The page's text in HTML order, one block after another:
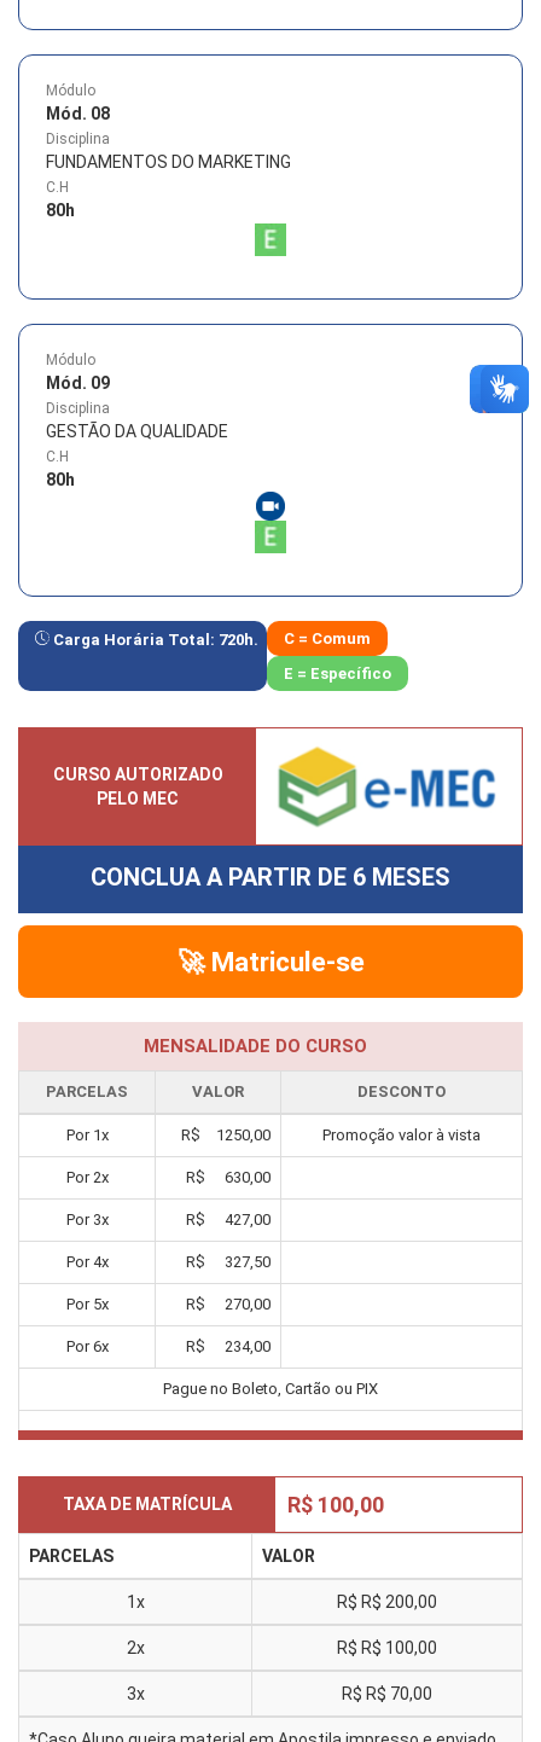
Módulo
Mód. 08
Disciplina
FUNDAMENTOS DO MARKETING
C.H
80h
Módulo
Mód. 09
Disciplina
GESTÃO DA QUALIDADE
C.H
80h
Carga Horária Total: 720h.
C = Comum
E = Específico
CURSO AUTORIZADO
PELO MEC
CONCLUA A PARTIR DE 6 MESES
🚀 Matricule-se
MENSALIDADE DO CURSO
PARCELAS VALOR DESCONTO
Por 1x R$ 1250,00 Promoção valor à vista
Por2x R$ 630,00
Por 3x R$ 427,00
Por4x R$ 327,50
Por 5x R$ 270,00
Por6x R$ 234,00
Pague no Boleto, Cartão ou PIX
TAXA DE MATRÍCULA R$ 100,00
PARCELAS VALOR
1x R$ R$ 200,00
2x R$ R$ 100,00
3x R$ R$ 70,00